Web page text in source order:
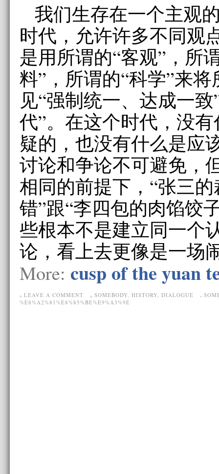
我们生存在一个主观
时代，允许许多不同观
是用所谓的“客观”，所
料”，所谓的“科学”来
见“强制统一、达成一
代”。在这个时代，没
疑的，也没有什么是应
讨论和争论不可避免，
相同的前提下，“张三
错”跟“李四包的肉馅饺
些根本不是建立同一个
论，看上去更像是一场
More: cusp of the yuan
LEAVE A COMMENT SOMEBODY, HISTORY, DIALOGUE
%E8%A2%81%E8%85%BE%E9%A3%9E